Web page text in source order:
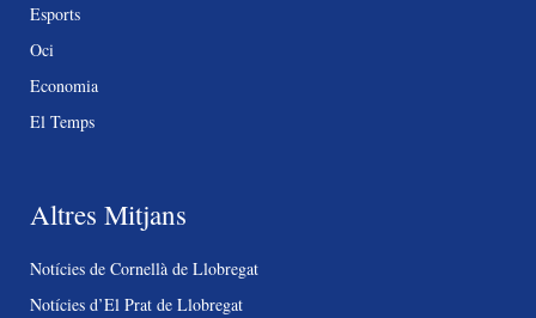
Esports
Oci
Economia
El Temps
Altres Mitjans
Notícies de Cornellà de Llobregat
Notícies d’El Prat de Llobregat